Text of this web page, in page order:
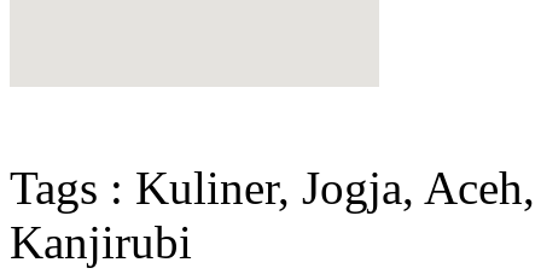
Tags : Kuliner, Jogja,
Kanjirubi